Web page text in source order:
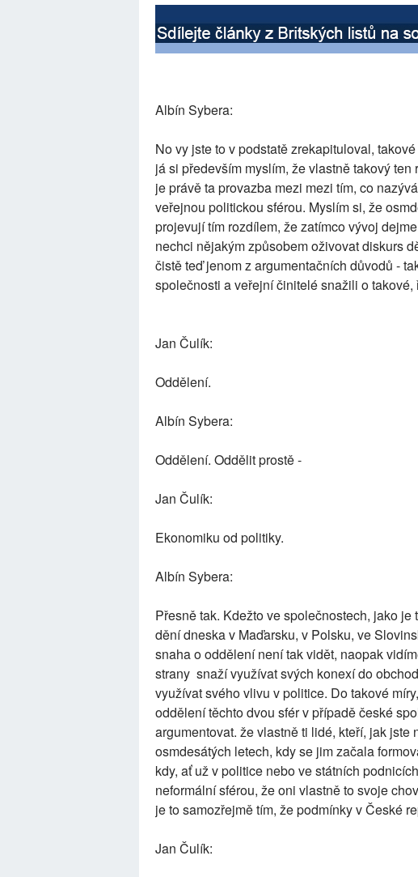
Albín Sybera:
No vy jste to v podstatě zrekapituloval,
já si především myslím, že vlastně takový
je právě ta provazba mezi mezi tím, co
veřejnou politickou sférou. Myslím si, že
projevují tím rozdílem, že zatímco vývoj
nechci nějakým způsobem oživovat diskurs
čistě teď jenom z argumentačních důvodů -
společnosti a veřejní činitelé snažili o
Jan Čulík:
Oddělení.
Albín Sybera:
Oddělení. Oddělit prostě -
Jan Čulík:
Ekonomiku od politiky.
Albín Sybera:
Přesně tak. Kdežto ve společnostech, jako
dění dneska v Maďarsku, v Polsku, ve
snaha o oddělení není tak vidět, naopak
strany snaží využívat svých konexí do
využívat svého vlivu v politice. Do takové
oddělení těchto dvou sfér v případě české
argumentovat. že vlastně ti lidé, kteří, jak
osmdesátých letech, kdy se jim začala
kdy, ať už v politice nebo ve státních
neformální sférou, že oni vlastně to svoje
je to samozřejmě tím, že podmínky v České
Jan Čulík: